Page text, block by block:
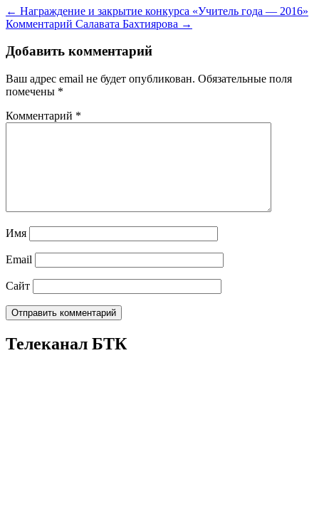
← Награждение и закрытие конкурса «Учитель года — 2016»
Комментарий Салавата Бахтиярова →
Добавить комментарий
Ваш адрес email не будет опубликован. Обязательные поля
помечены *
Комментарий *
Имя
Email
Сайт
Телеканал БТК